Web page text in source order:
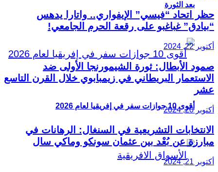
بعد الثورة
أقوى 10 جوازات سفر في إفريقيا لعام 2026
حظر اتحاد “فيسي” الإيفواري.. واتارا يدهس
“بيادق” غباغبو على رقعة الحرم الجامعي!
أكتوبر 22, 2024
صمود الأبطال: ثورة الشيمورنجا الأولى ضد
الاستعمار البريطاني في زيمبابوي خلال القرن التاسع
عشر
أكتوبر 20, 2024
الانتخابات التشريعية في السنغال: الرهانات في
مبارزة عن بُعْد بين عثمان سونكو وماكي سال
أكتوبر 21, 2024